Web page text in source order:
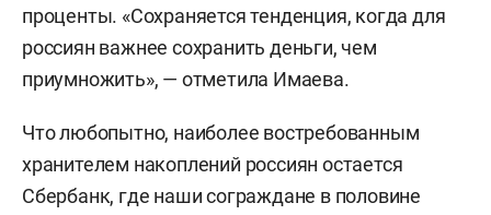
проценты. «Сохраняется тенденция, когда для
россиян важнее сохранить деньги, чем
приумножить», — отметила Имаева.
Что любопытно, наиболее востребованным
хранителем накоплений россиян остается
Сбербанк, где наши сограждане в половине